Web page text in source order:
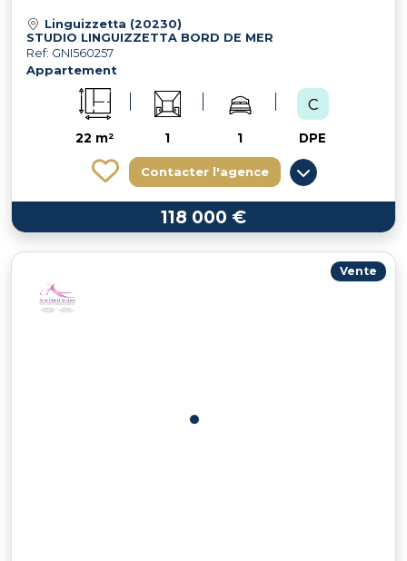
Linguizzetta (20230)
STUDIO LINGUIZZETTA BORD DE MER
Ref: GNI560257
Appartement
22 m² 1 1 DPE
Contacter l'agence
118 000 €
Vente